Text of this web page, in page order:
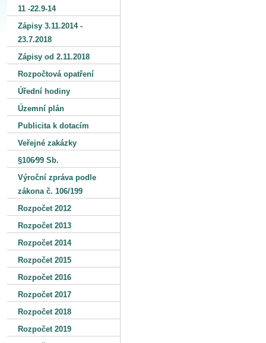
11 -22.9-14
Zápisy 3.11.2014 -
23.7.2018
Zápisy od 2.11.2018
Rozpočtová opatření
Úřední hodiny
Územní plán
Publicita k dotacím
Veřejné zakázky
§106⁄99 Sb.
Výroční zpráva podle
zákona č. 106/199
Rozpočet 2012
Rozpočet 2013
Rozpočet 2014
Rozpočet 2015
Rozpočet 2016
Rozpočet 2017
Rozpočet 2018
Rozpočet 2019